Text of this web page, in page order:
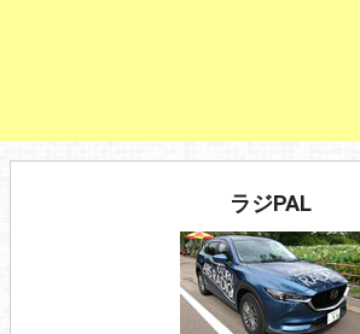
ラジPAL